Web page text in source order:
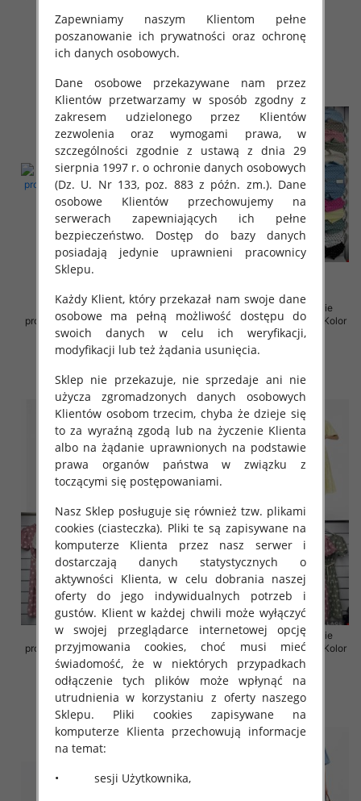
35.00 zł
szczegóły
35.00 zł
Sukienki damskie (Włoskie
produkt) Roz Standard, Mix Kolor
Paczka 5 szt
35.00 zł
szczegóły
Sukienki damskie (Włoskie
produkt) Roz Standard, Mix Kolor
Paczka 5 szt
36.00 zł
szczegóły
Sukienki damskie (Włoskie
produkt) Roz Standard, Mix Kolor
Paczka 5 szt
43.00 zł
szczegóły
Sukienki damskie (Włoskie
produkt) Roz Standard, Mix Kolor
Paczka 5 szt
43.00 zł
szczegóły
Zapewniamy naszym Klientom pełne
poszanowanie ich prywatności oraz ochronę
ich danych osobowych.
Dane osobowe przekazywane nam przez
Klientów przetwarzamy w sposób zgodny z
zakresem udzielonego przez Klientów
zezwolenia oraz wymogami prawa, w
szczególności zgodnie z ustawą z dnia 29
sierpnia 1997 r. o ochronie danych osobowych
(Dz. U. Nr 133, poz. 883 z późn. zm.). Dane
osobowe Klientów przechowujemy na
serwerach zapewniających ich pełne
bezpieczeństwo. Dostęp do bazy danych
posiadają jedynie uprawnieni pracownicy
Sklepu.
Każdy Klient, który przekazał nam swoje dane
osobowe ma pełną możliwość dostępu do
swoich danych w celu ich weryfikacji,
modyfikacji lub też żądania usunięcia.
Sklep nie przekazuje, nie sprzedaje ani nie
użycza zgromadzonych danych osobowych
Klientów osobom trzecim, chyba że dzieje się
to za wyraźną zgodą lub na życzenie Klienta
albo na żądanie uprawnionych na podstawie
prawa organów państwa w związku z
toczącymi się postępowaniami.
Nasz Sklep posługuje się również tzw. plikami
cookies (ciasteczka). Pliki te są zapisywane na
komputerze Klienta przez nasz serwer i
dostarczają danych statystycznych o
aktywności Klienta, w celu dobrania naszej
oferty do jego indywidualnych potrzeb i
gustów. Klient w każdej chwili może wyłączyć
w swojej przeglądarce internetowej opcję
przyjmowania cookies, choć musi mieć
świadomość, że w niektórych przypadkach
odłączenie tych plików może wpłynąć na
utrudnienia w korzystaniu z oferty naszego
Sklepu. Pliki cookies zapisywane na
komputerze Klienta przechowują informacje
na temat:
• sesji Użytkownika,